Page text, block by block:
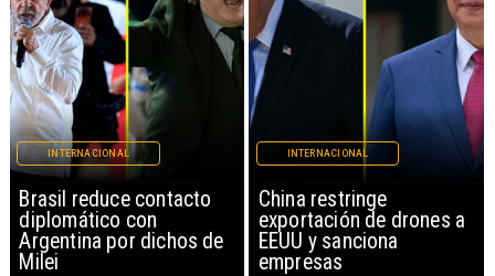
China restringe
exportación de drones a
EEUU y sanciona
empresas
INTERNACIONAL
Papa León XIV anuncia
gira por Sudamérica
INTERNACIONAL